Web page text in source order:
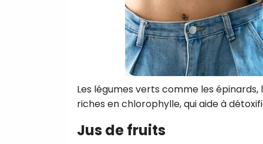
Les légumes verts comme les
riches en chlorophylle, qui aide à
Jus de fruits